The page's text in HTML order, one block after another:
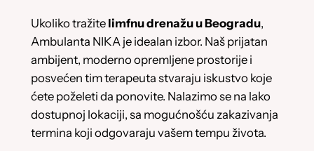
Ukoliko tražite limfnu drenažu u Beogradu,
Ambulanta NIKA je idealan izbor. Naš prijatan
ambijent, moderno opremljene prostorije i
posvećen tim terapeuta stvaraju iskustvo koje
ćete poželeti da ponovite. Nalazimo se na lako
dostupnoj lokaciji, sa mogućnošću zakazivanja
termina koji odgovaraju vašem tempu života.